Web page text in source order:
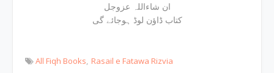
ان شاءاللہ عزوجل
کتاب ڈاؤن لوڈ ہوجائے گی
All Fiqh Books Rasail e Fatawa Rizvia